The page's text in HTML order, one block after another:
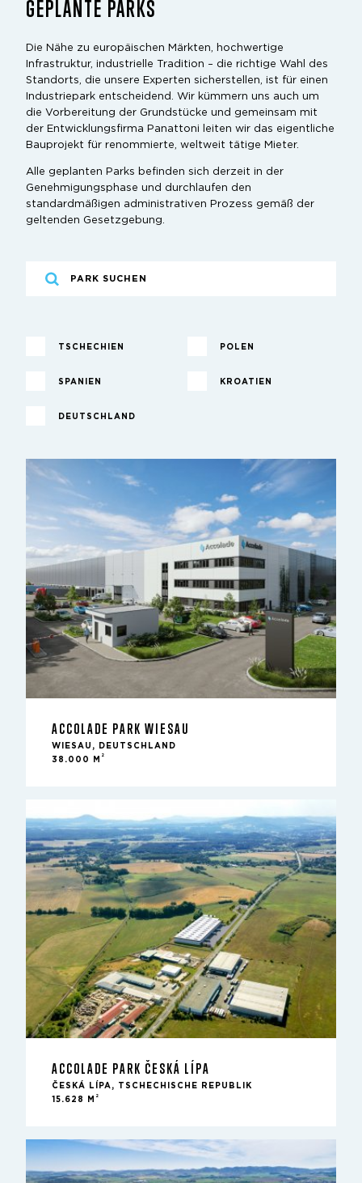
GEPLANTE PARKS
Die Nähe zu europäischen Märkten, hochwertige
Infrastruktur, industrielle Tradition – die richtige Wahl des
Standorts, die unsere Experten sicherstellen, ist für einen
Industriepark entscheidend. Wir kümmern uns auch um
die Vorbereitung der Grundstücke und gemeinsam mit
der Entwicklungsfirma Panattoni leiten wir das eigentliche
Bauprojekt für renommierte, weltweit tätige Mieter.
Alle geplanten Parks befinden sich derzeit in der
Genehmigungsphase und durchlaufen den
standardmäßigen administrativen Prozess gemäß der
geltenden Gesetzgebung.
TSCHECHIEN POLEN
SPANIEN KROATIEN
DEUTSCHLAND
ACCOLADE PARK WIESAU
WIESAU, DEUTSCHLAND
38.000 M
2
ACCOLADE PARK ČESKÁ LÍPA
ČESKÁ LÍPA, TSCHECHISCHE REPUBLIK
15.628 M
2